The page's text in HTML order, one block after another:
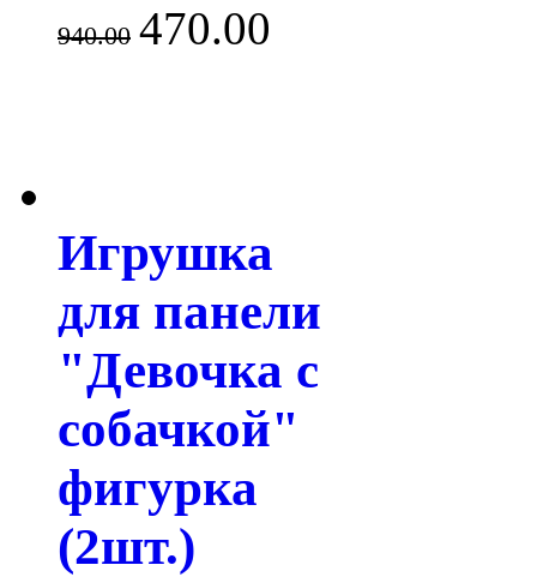
940.00 470.00
Игрушка
для панели
"Девочка с
собачкой"
фигурка
(2шт.)